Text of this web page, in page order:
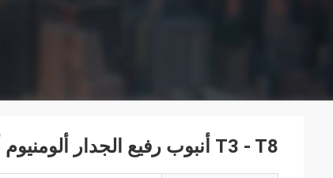
T3 - T8 أنبوب رفيع الجدار ألومنيوم أنبوب بأكسيد مستطيل SGS